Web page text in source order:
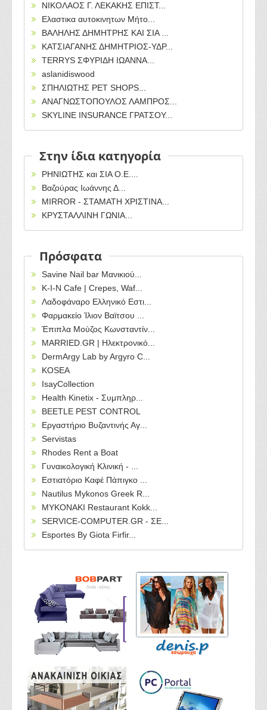
ΝΙΚΟΛΑΟΣ Γ. ΛΕΚΑΚΗΣ ΕΠΙΣΤ...
Ελαστικα αυτοκινητων Μήτο...
ΒΑΛΗΛΗΣ ΔΗΜΗΤΡΗΣ ΚΑΙ ΣΙΑ ...
ΚΑΤΣΙΑΓΑΝΗΣ ΔΗΜΗΤΡΙΟΣ-ΥΔΡ...
TERRYS ΣΦΥΡΙΔΗ ΙΩΑΝΝΑ...
aslanidiswood
ΣΠΗΛΙΩΤΗΣ PET SHOPS...
ΑΝΑΓΝΩΣΤΟΠΟΥΛΟΣ ΛΑΜΠΡΟΣ...
SKYLINE INSURANCE ΓΡΑΤΣΟΥ...
Στην ίδια κατηγορία
ΡΗΝΙΩΤΗΣ και ΣΙΑ Ο.Ε....
Βαζούρας Ιωάννης Δ...
MIRROR - ΣΤΑΜΑΤΗ ΧΡΙΣΤΙΝΑ...
ΚΡΥΣΤΑΛΛΙΝΗ ΓΩΝΙΑ...
Πρόσφατα
Savine Nail bar Μανικιού...
Κ-Ι-Ν Cafe | Crepes, Waf...
Λαδοφάναρο Ελληνικό Εστι...
Φαρμακείο Ίλιον Βαϊτσου ...
Έπιπλα Μούζος Κωνσταντίν...
MARRIED.GR | Ηλεκτρονικό...
DermArgy Lab by Argyro C...
KOSEA
IsayCollection
Health Kinetix - Συμπληρ...
BEETLE PEST CONTROL
Εργαστήριο Βυζαντινής Αγ...
Servistas
Rhodes Rent a Boat
Γυναικολογική Κλινική - ...
Εστιατόριο Καφέ Πάπιγκο ...
Nautilus Mykonos Greek R...
MYKONAKI Restaurant Kokk...
SERVICE-COMPUTER.GR - ΣΕ...
Esportes By Giota Firfir...